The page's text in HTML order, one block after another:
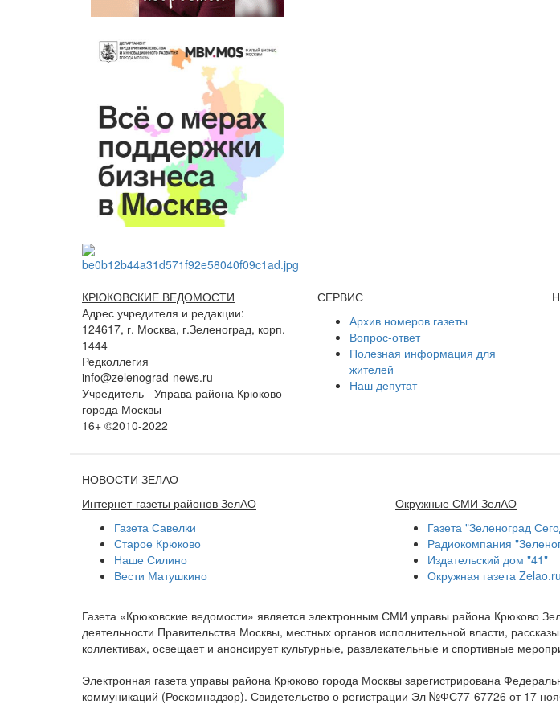
КРЮКОВСКИЕ ВЕДОМОСТИ
Адрес учредителя и редакции:
124617, г. Москва, г.Зеленоград, корп.
1444
Редколлегия
info@zelenograd-news.ru
Учредитель - Управа района Крюково
города Москвы
16+ ©2010-2022
СЕРВИС
Архив номеров газеты
Вопрос-ответ
Полезная информация для
жителей
Наш депутат
НОВОСТИ ЗЕЛАО
Интернет-газеты районов ЗелАО
Газета Савелки
Старое Крюково
Наше Силино
Вести Матушкино
Окружные СМИ ЗелАО
Газета "Зеленоград
Радиокомпания
Издательский дом "41"
Окружная газета Zelao.ru
Газета «Крюковские ведомости» является электронным СМИ управы района Крюково
деятельности Правительства Москвы, местных органов исполнительной власти,
коллективах, освещает и анонсирует культурные, развлекательные и спортивные
Электронная газета управы района Крюково города Москвы зарегистрирована
коммуникаций (Роскомнадзор). Свидетельство о регистрации Эл №ФС77-67726 от 17